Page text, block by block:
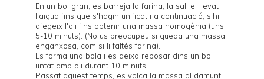
En un bol gran, es barreja la farina, la sal, el llevat i
l'aigua fins que s'hagin unificat i a continuació, s'hi
afegeix l'oli fins obtenir una massa homogènia (uns
5-10 minuts). (No us preocupeu si queda una massa
enganxosa, com si li faltés farina).
Es forma una bola i es deixa reposar dins un bol
untat amb oli durant 10 minuts.
Passat aquest temps, es volca la massa al damunt